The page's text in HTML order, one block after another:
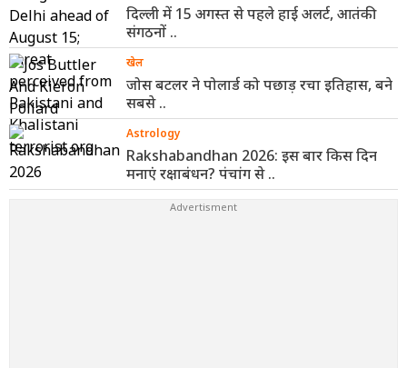
दिल्ली में 15 अगस्त से पहले हाई अलर्ट, आतंकी
संगठनों ..
खेल
जोस बटलर ने पोलार्ड को पछाड़ रचा इतिहास, बने
सबसे ..
Astrology
Rakshabandhan 2026: इस बार किस दिन
मनाएं रक्षाबंधन? पंचांग से ..